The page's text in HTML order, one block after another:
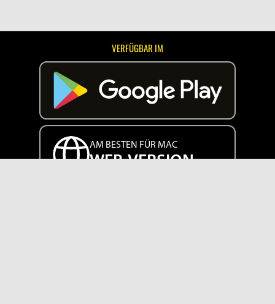
VERFÜGBAR IM
AM BESTEN FÜR MAC
WEB-VERSION